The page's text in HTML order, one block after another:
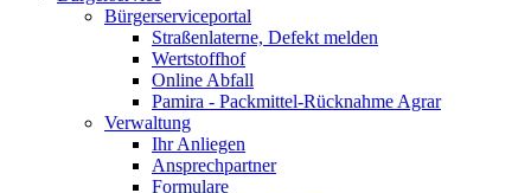
Bürgerserviceportal
Straßenlaterne, Defekt melden
Wertstoffhof
Online Abfall
Pamira - Packmittel-Rücknahme Agrar
Verwaltung
Ihr Anliegen
Ansprechpartner
Formulare